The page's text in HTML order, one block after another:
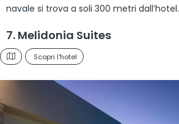
navale si trova a soli 300 metri dall’hotel.
7. Melidonia Suites
Scopri l'hotel